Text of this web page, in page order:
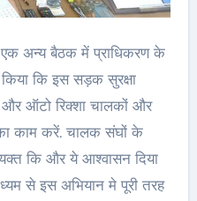
अन्य बैठक में प्राधिकरण के
कि इस सड़क सुरक्षा
ऑटो रिक्शा चालकों और
काम करें. चालक संघों के
कि और ये आश्वासन दिया
से इस अभियान मे पूरी तरह